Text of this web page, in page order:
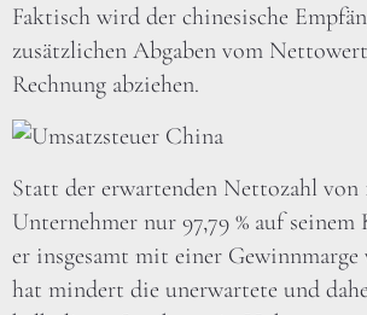
Faktisch wird der chinesische
zusätzlichen Abgaben vom
Rechnung abziehen.
Statt der erwartenden Nettozahl von
Unternehmer nur 97,79 % auf
er insgesamt mit einer
hat mindert die unerwartete und